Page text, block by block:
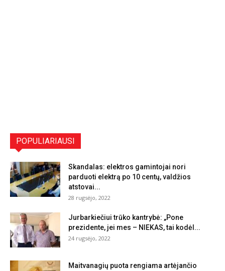
POPULIARIAUSI
Skandalas: elektros gamintojai nori
parduoti elektrą po 10 centų, valdžios
atstovai...
28 rugsėjo, 2022
Jurbarkiečiui trūko kantrybė: „Pone
prezidente, jei mes – NIEKAS, tai kodėl...
24 rugsėjo, 2022
Maitvanagių puota rengiama artėjančio